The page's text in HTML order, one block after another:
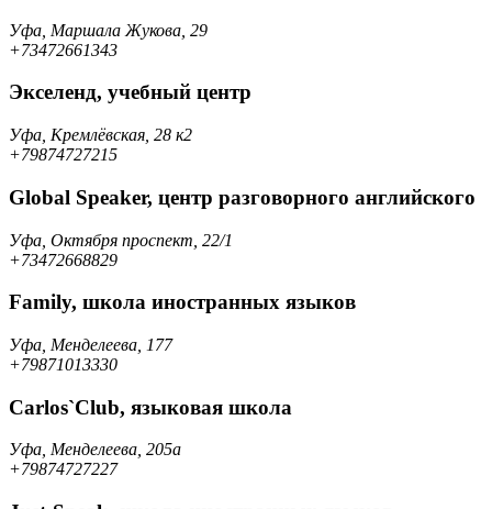
Уфа, Маршала Жукова, 29
+73472661343
Экселенд, учебный центр
Уфа, Кремлёвская, 28 к2
+79874727215
Global Speaker, центр разговорного английского
Уфа, Октября проспект, 22/1
+73472668829
Family, школа иностранных языков
Уфа, Менделеева, 177
+79871013330
Carlos`Club, языковая школа
Уфа, Менделеева, 205а
+79874727227